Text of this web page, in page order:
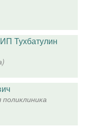
Тухбатулин
поликлиника